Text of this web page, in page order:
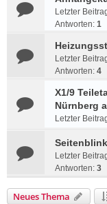
Letzter
Antworten: 1
Letzter
Antworten: 4
X1/9
Nürnberg
Letzter
Letzter
Antworten: 3
Neues Thema